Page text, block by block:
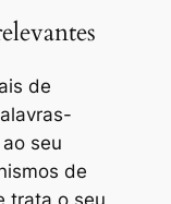
de
seu
de
trata o seu